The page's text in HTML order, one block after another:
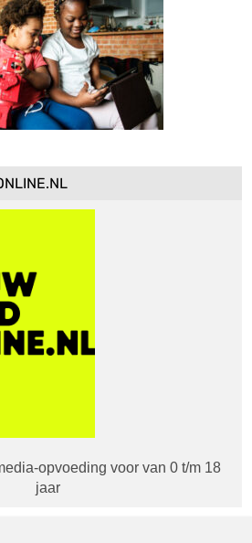
opvoeding voor van 0 t/m 18
jaar